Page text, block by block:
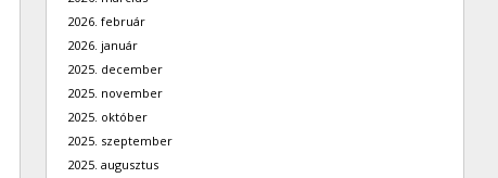
2026. február
2026. január
2025. december
2025. november
2025. október
2025. szeptember
2025. augusztus